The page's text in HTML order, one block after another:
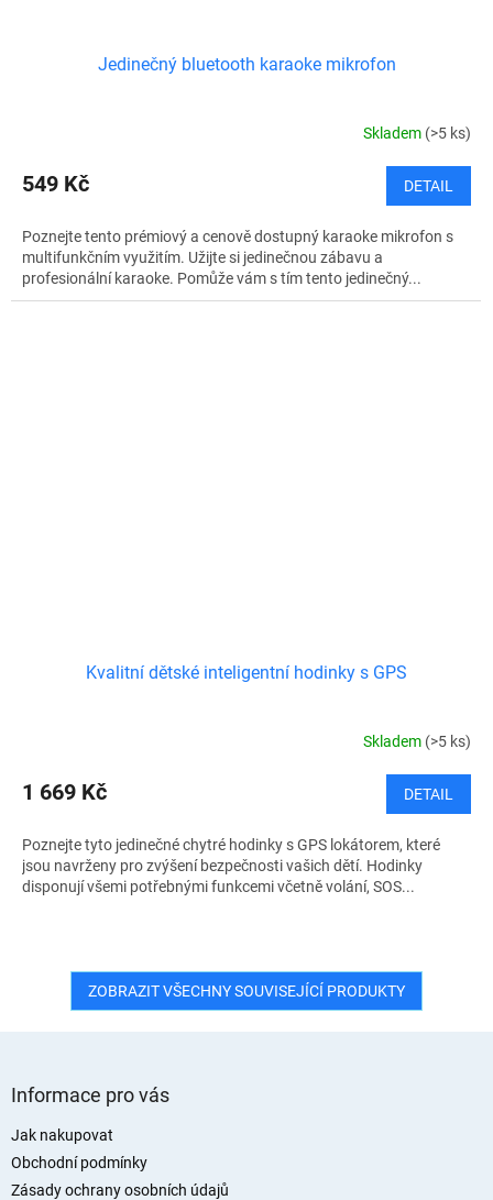
Jedinečný bluetooth karaoke mikrofon
Skladem (>5 ks)
549 Kč DETAIL
Poznejte tento prémiový a cenově dostupný karaoke mikrofon s
multifunkčním využitím. Užijte si jedinečnou zábavu a
profesionální karaoke. Pomůže vám s tím tento jedinečný...
Kvalitní dětské inteligentní hodinky s GPS
Skladem (>5 ks)
1 669 Kč DETAIL
Poznejte tyto jedinečné chytré hodinky s GPS lokátorem, které
jsou navrženy pro zvýšení bezpečnosti vašich dětí. Hodinky
disponují všemi potřebnými funkcemi včetně volání, SOS...
ZOBRAZIT VŠECHNY SOUVISEJÍCÍ PRODUKTY
Informace pro vás
Jak nakupovat
Obchodní podmínky
Zásady ochrany osobních údajů